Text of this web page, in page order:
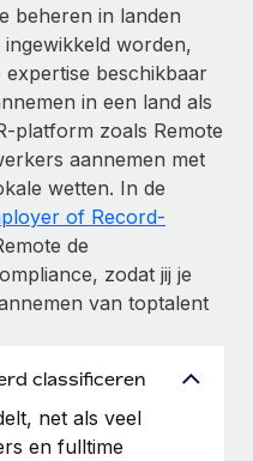
beheren in landen
worden,
beschikbaar
in een land als
platform zoals Remote
aannemen met
wetten. In de
of Record-
de
zodat jij je
van toptalent
classificeren
net als veel
en fulltime